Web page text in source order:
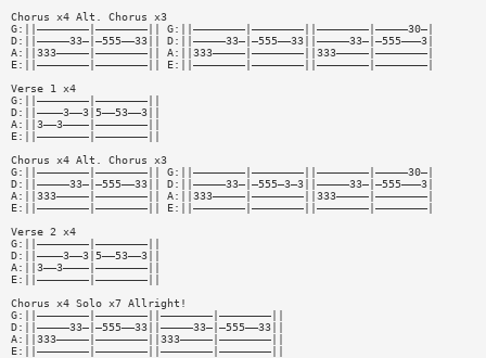
Chorus x4 Alt. Chorus x3
G:||————————|————————|| G:||————————|————————||————————|—————30—|
D:||—————33—|—555——33|| D:||—————33—|—555——33||—————33—|—555———3|
A:||333—————|————————|| A:||333—————|————————||333—————|————————|
E:||————————|————————|| E:||————————|————————||————————|————————|
Verse 1 x4
G:||————————|————————||
D:||————3——3|5——53——3||
A:||3——3————|————————||
E:||————————|————————||
Chorus x4 Alt. Chorus x3
G:||————————|————————|| G:||————————|————————||————————|—————30—|
D:||—————33—|—555——33|| D:||—————33—|—555—3—3||—————33—|—555———3|
A:||333—————|————————|| A:||333—————|————————||333—————|————————|
E:||————————|————————|| E:||————————|————————||————————|————————|
Verse 2 x4
G:||————————|————————||
D:||————3——3|5——53——3||
A:||3——3————|————————||
E:||————————|————————||
Chorus x4 Solo x7 Allright!
G:||————————|————————||————————|————————||
D:||—————33—|—555——33||—————33—|—555——33||
A:||333—————|————————||333—————|————————||
E:||————————|————————||————————|————————||